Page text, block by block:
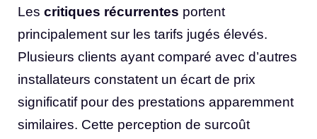
Les critiques récurrentes portent
principalement sur les tarifs jugés élevés.
Plusieurs clients ayant comparé avec d’autres
installateurs constatent un écart de prix
significatif pour des prestations apparemment
similaires. Cette perception de surcoût